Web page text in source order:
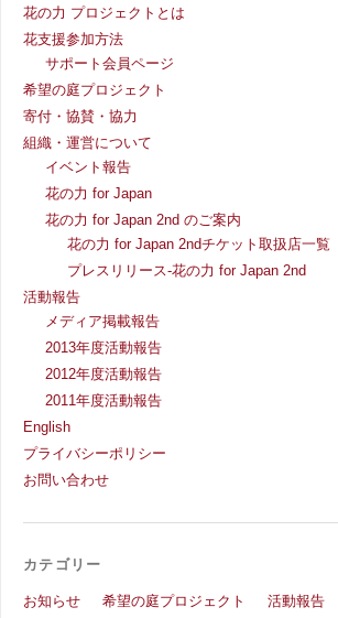
花の力 プロジェクトとは
花支援参加方法
サポート会員ページ
希望の庭プロジェクト
寄付・協賛・協力
組織・運営について
イベント報告
花の力 for Japan
花の力 for Japan 2nd のご案内
花の力 for Japan 2ndチケット取扱店一覧
プレスリリース-花の力 for Japan 2nd
活動報告
メディア掲載報告
2013年度活動報告
2012年度活動報告
2011年度活動報告
English
プライバシーポリシー
お問い合わせ
カテゴリー
お知らせ 希望の庭プロジェクト
活動報告